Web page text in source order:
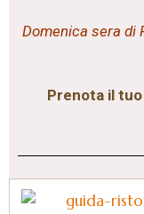
Domenica sera di
Prenota il